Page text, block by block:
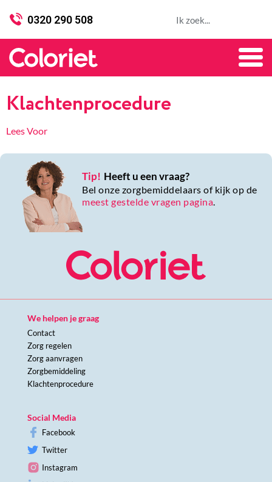
0320 290 508
Klachtenprocedure
Lees Voor
Tip! Heeft u een vraag?
Bel onze zorgbemiddelaars of kijk op de
meest gestelde vragen pagina.
We helpen je graag
Contact
Zorg regelen
Zorg aanvragen
Zorgbemiddeling
Klachtenprocedure
Social Media
Facebook
Twitter
Instagram